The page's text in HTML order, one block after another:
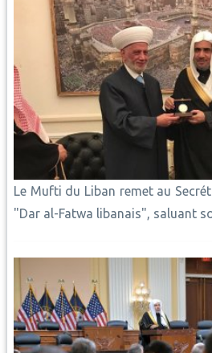
Le Mufti du Liban remet au
"Dar al-Fatwa libanais", saluant